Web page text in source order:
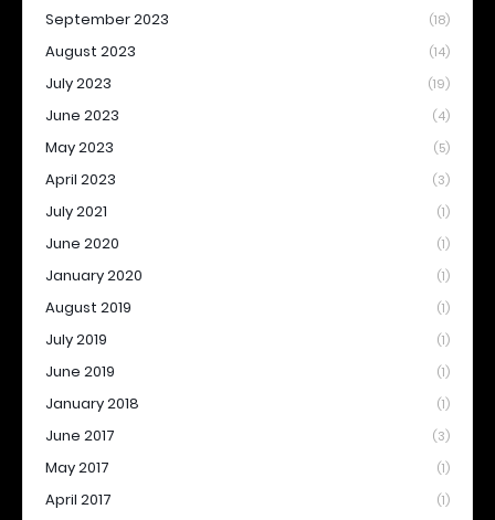
September 2023 (18)
August 2023 (14)
July 2023 (19)
June 2023 (4)
May 2023 (5)
April 2023 (3)
July 2021 (1)
June 2020 (1)
January 2020 (1)
August 2019 (1)
July 2019 (1)
June 2019 (1)
January 2018 (1)
June 2017 (3)
May 2017 (1)
April 2017 (1)